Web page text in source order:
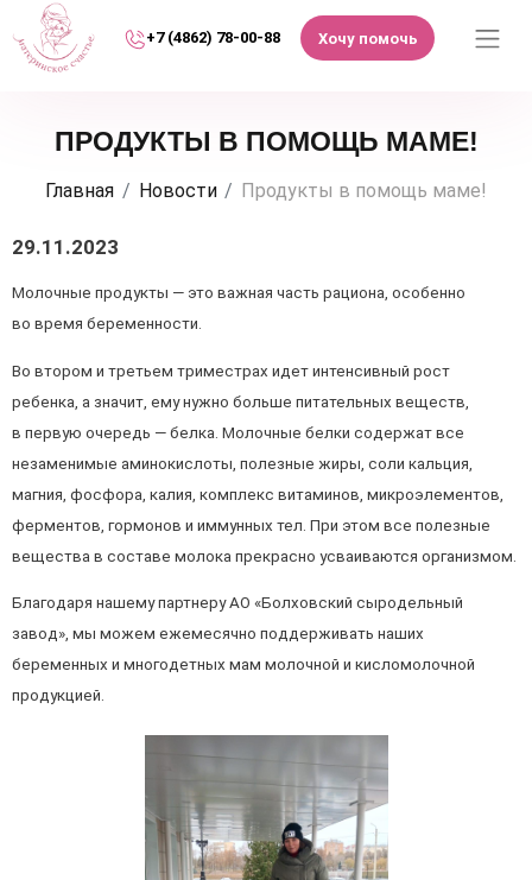
+7 (4862) 78-00-88 Хочу помочь
ПРОДУКТЫ В ПОМОЩЬ МАМЕ!
Главная Новости Продукты в помощь маме!
29.11.2023
Молочные продукты — это важная часть рациона, особенно
во время беременности.
Во втором и третьем триместрах идет интенсивный рост
ребенка, а значит, ему нужно больше питательных веществ,
в первую очередь — белка. Молочные белки содержат все
незаменимые аминокислоты, полезные жиры, соли кальция,
магния, фосфора, калия, комплекс витаминов, микроэлементов,
ферментов, гормонов и иммунных тел. При этом все полезные
вещества в составе молока прекрасно усваиваются организмом.
Благодаря нашему партнеру АО «Болховский сыродельный
завод», мы можем ежемесячно поддерживать наших
беременных и многодетных мам молочной и кисломолочной
продукцией.